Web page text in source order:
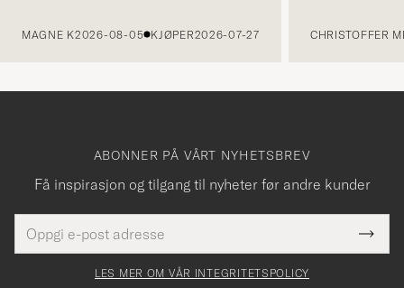
MAGNE K2026-08-05 KJØPER2026-07-27 CHRISTOFFER
ABONNER PÅ VÅRT NYHETSBREV
Få inspirasjon og tilgang til nyheter før andre kunder
postadresse
felt
Tack
för
LES MER OM VÅR INTEGRITETSPOLICY